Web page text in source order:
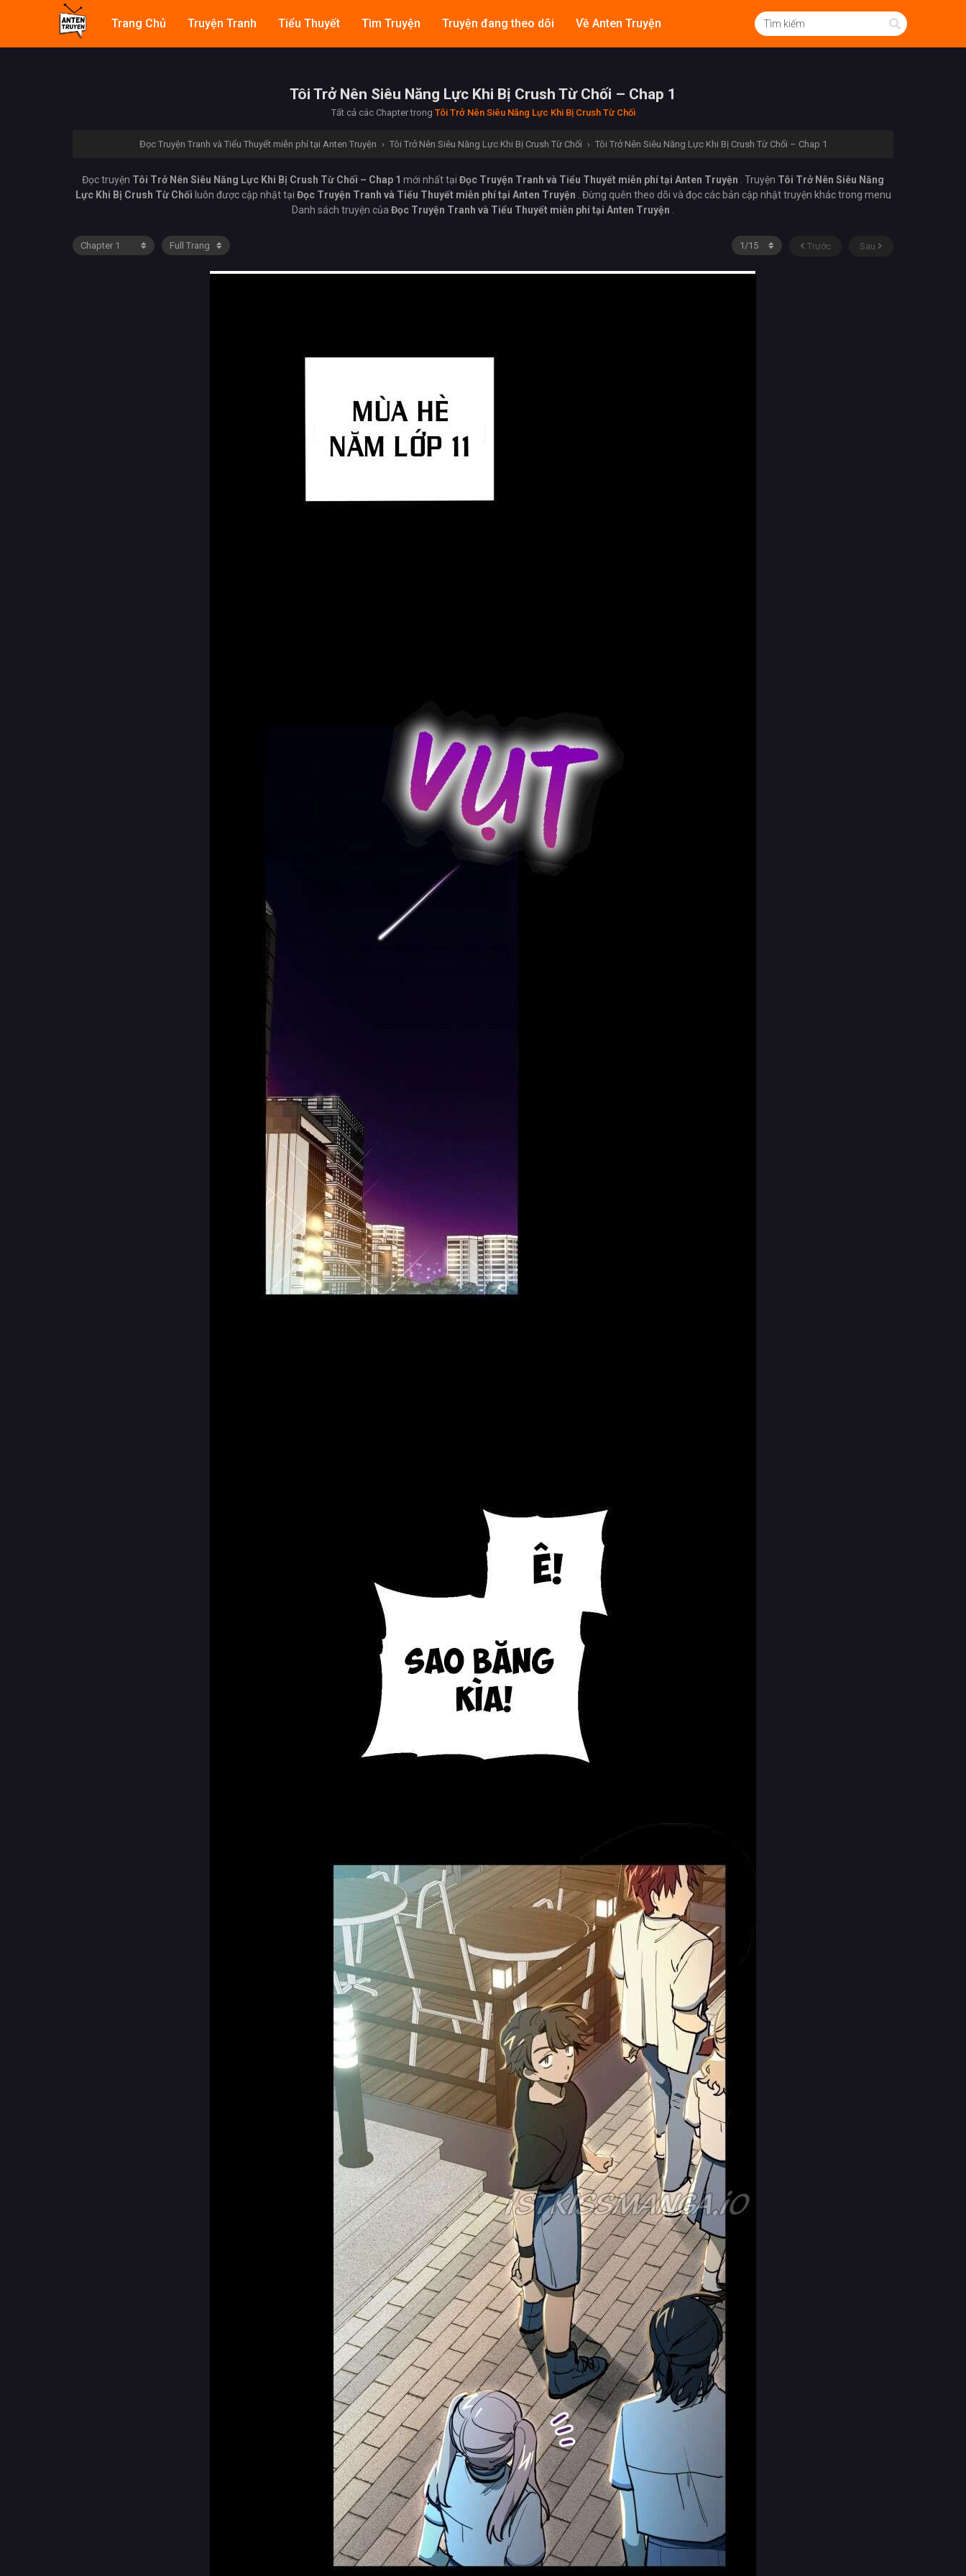
Trang Chủ Truyện Tranh Tiểu Thuyết Tìm Truyện Truyện đang theo dõi Về Anten Truyện
Tôi Trở Nên Siêu Năng Lực Khi Bị Crush Từ Chối – Chap 1
Tất cả các Chapter trong Tôi Trở Nên Siêu Năng Lực Khi Bị Crush Từ Chối
Đọc Truyện Tranh và Tiểu Thuyết miễn phí tại Anten Truyện › Tôi Trở Nên Siêu Năng Lực Khi Bị Crush Từ Chối › Tôi Trở Nên Siêu Năng Lực Khi Bị Crush Từ Chối – Chap 1
Đọc truyện Tôi Trở Nên Siêu Năng Lực Khi Bị Crush Từ Chối – Chap 1 mới nhất tại Đọc Truyện Tranh và Tiểu Thuyết miễn phí tại Anten Truyện . Truyện Tôi Trở Nên Siêu Năng
Lực Khi Bị Crush Từ Chối luôn được cập nhật tại Đọc Truyện Tranh và Tiểu Thuyết miễn phí tại Anten Truyện
. Đừng quên theo dõi và đọc các bản cập nhật truyện khác trong menu
Danh sách truyện của Đọc Truyện Tranh và Tiểu Thuyết miễn phí tại Anten Truyện
Trước Sau